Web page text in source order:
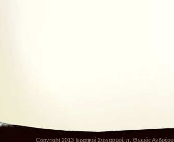
Copyright 2013 Ιερατικοί Στοχασμοί, π. Θωμάς Ανδρέου.